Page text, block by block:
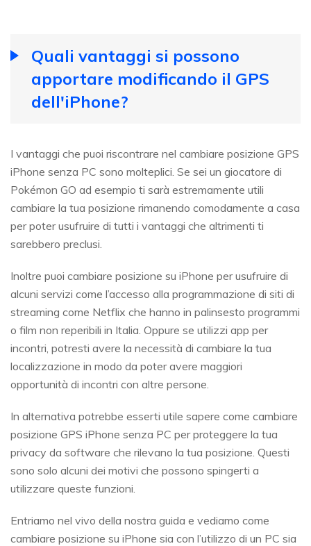
Quali vantaggi si possono
apportare modificando il GPS
dell'iPhone?
I vantaggi che puoi riscontrare nel cambiare posizione GPS
iPhone senza PC sono molteplici. Se sei un giocatore di
Pokémon GO ad esempio ti sarà estremamente utili
cambiare la tua posizione rimanendo comodamente a casa
per poter usufruire di tutti i vantaggi che altrimenti ti
sarebbero preclusi.
Inoltre puoi cambiare posizione su iPhone per usufruire di
alcuni servizi come l’accesso alla programmazione di siti di
streaming come Netflix che hanno in palinsesto programmi
o film non reperibili in Italia. Oppure se utilizzi app per
incontri, potresti avere la necessità di cambiare la tua
localizzazione in modo da poter avere maggiori
opportunità di incontri con altre persone.
In alternativa potrebbe esserti utile sapere come cambiare
posizione GPS iPhone senza PC per proteggere la tua
privacy da software che rilevano la tua posizione. Questi
sono solo alcuni dei motivi che possono spingerti a
utilizzare queste funzioni.
Entriamo nel vivo della nostra guida e vediamo come
cambiare posizione su iPhone sia con l’utilizzo di un PC sia